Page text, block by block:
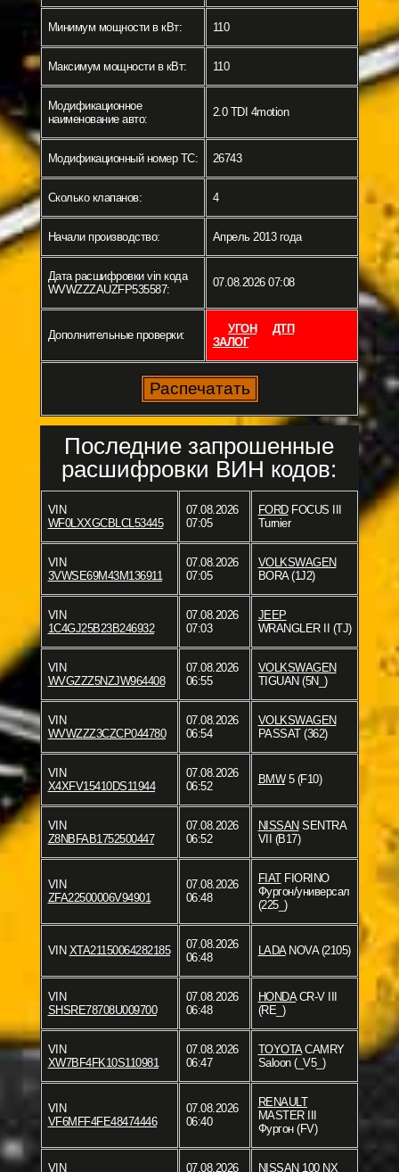
Минимум мощности в кВт: 110
Максимум мощности в кВт: 110
Модификационное
наименование авто:
2.0 TDI 4motion
Модификационный номер ТС: 26743
Сколько клапанов: 4
Начали производство: Апрель 2013 года
Дата расшифровки vin кода
WVWZZZAUZFP535587:
07.08.2026 07:08
Дополнительные проверки: УГОН
ДТП
ЗАЛОГ
Последние запрошенные
расшифровки ВИН кодов:
VIN
WF0LXXGCBLCL53445
07.08.2026
07:05
FORDFOCUS III
Turnier
VIN
3VWSE69M43M136911
07.08.2026
07:05
VOLKSWAGEN
BORA (1J2)
VIN
1C4GJ25B23B246932
07.08.2026
07:03
JEEP
WRANGLER II (TJ)
VIN
WVGZZZ5NZJW964408
07.08.2026
06:55
VOLKSWAGEN
TIGUAN (5N_)
VIN
WVWZZZ3CZCP044780
07.08.2026
06:54
VOLKSWAGEN
PASSAT (362)
VIN
X4XFV15410DS11944
07.08.2026
06:52
BMW5 (F10)
VIN
Z8NBFAB1752500447
07.08.2026
06:52
NISSAN SENTRA
VII (B17)
VIN
ZFA22500006V94901
07.08.2026
06:48
FIATFIORINO
Фургон/универсал
(225_)
VIN XTA21150064282185
07.08.2026
06:48
LADANOVA (2105)
VIN
SHSRE78708U009700
07.08.2026
06:48
HONDACR-V III
(RE_)
VIN
XW7BF4FK10S110981
07.08.2026
06:47
TOYOTACAMRY
Saloon (_V5_)
VIN
VF6MFF4FE48474446
07.08.2026
06:40
RENAULT
MASTER III
Фургон (FV)
VIN
07.08.2026
NISSAN 100 NX